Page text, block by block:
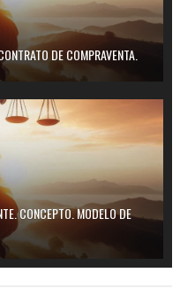
DE COMPRAVENTA.
CONCEPTO. MODELO DE